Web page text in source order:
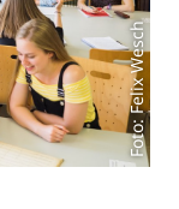
Foto: Felix Wesch